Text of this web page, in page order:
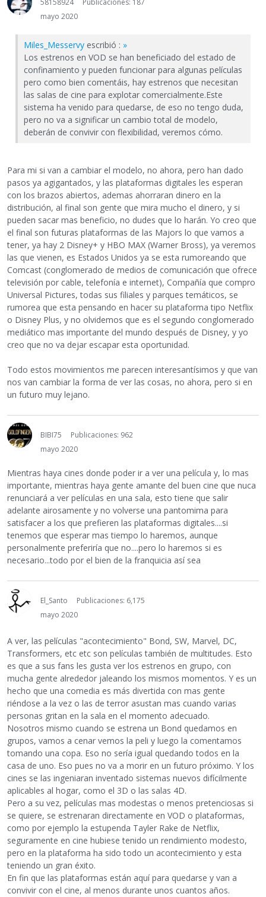
58158924
Publicaciones: 187
mayo 2020
Miles_Messervy escribió : »
Los estrenos en VOD se han beneficiado del estado de
confinamiento y pueden funcionar para algunas películas
pero como bien comentáis, hay estrenos que necesitan
las salas de cine para explotar comercialmente.Este
sistema ha venido para quedarse, de eso no tengo duda,
pero no va a significar un cambio total de modelo,
deberán de convivir con flexibilidad, veremos cómo.
Para mi si van a cambiar el modelo, no ahora, pero han dado
pasos ya agigantados, y las plataformas digitales les esperan
con los brazos abiertos, ademas ahorraran dinero en la
distribución, al final son gente que mira mucho el dinero, y si
pueden sacar mas beneficio, no dudes que lo harán. Yo creo que
el final son futuras plataformas de las Majors lo que vamos a
tener, ya hay 2 Disney+ y HBO MAX (Warner Bross), ya veremos
las que vienen, es Estados Unidos ya se esta rumoreando que
Comcast (conglomerado de medios de comunicación que ofrece
televisión por cable, telefonía e internet), Compañía que compro
Universal Pictures, todas sus filiales y parques temáticos, se
rumorea que esta pensando en hacer su plataforma tipo Netflix
o Disney Plus, y no olvidemos que es el segundo conglomerado
mediático mas importante del mundo después de Disney, y yo
creo que no va dejar escapar esta oportunidad.
Todo estos movimientos me parecen interesantísimos y que van
nos van cambiar la forma de ver las cosas, no ahora, pero si en
un futuro muy lejano.
BIBI75
Publicaciones: 962
mayo 2020
Mientras haya cines donde poder ir a ver una película y, lo mas
importante, mientras haya gente amante del buen cine que nuca
renunciará a ver películas en una sala, esto tiene que salir
adelante airosamente y no volverse una pantomima para
satisfacer a los que prefieren las plataformas digitales....si
tenemos que esperar mas tiempo lo haremos, aunque
personalmente preferiría que no....pero lo haremos si es
necesario...todo por el bien de la franquicia así sea
El_Santo
Publicaciones: 6,175
mayo 2020
A ver, las películas "acontecimiento" Bond, SW, Marvel, DC,
Transformers, etc etc son películas también de multitudes. Esto
es que a sus fans les gusta ver los estrenos en grupo, con
mucha gente alrededor jaleando los mismos momentos. Y es un
hecho que una comedia es más divertida con mas gente
riéndose a la vez o las de terror asustan mas cuando varias
personas gritan en la sala en el momento adecuado.
Nosotros mismo cuando se estrena un Bond quedamos en
grupos, vamos a cenar vemos la peli y luego la comentamos
tomando una copa. Eso no sería igual quedando todos en la
casa de uno. Eso pues no va a morir en un futuro próximo. Y los
cines se las ingeniaran inventado sistemas nuevos difícilmente
aplicables al hogar, como el 3D o las salas 4D.
Pero a su vez, películas mas modestas o menos pretenciosas si
se quiere, se estrenaran directamente en VOD o plataformas,
como por ejemplo la estupenda Tayler Rake de Netflix,
seguramente en cine hubiese tenido un rendimiento modesto,
pero en la plataforma ha sido todo un acontecimiento y esta
teniendo un gran éxito.
En fin que las plataformas están aquí para quedarse y van a
convivir con el cine, al menos durante unos cuantos años.